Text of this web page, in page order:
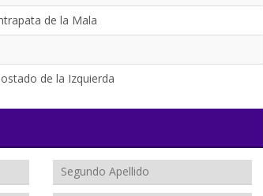
de la Mala
de la Izquierda